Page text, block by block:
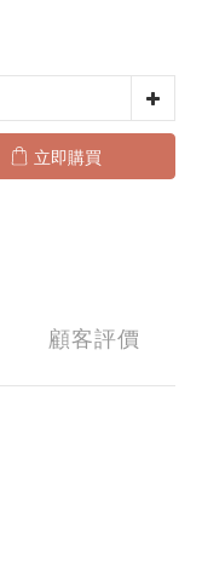
立即購買
顧客評價